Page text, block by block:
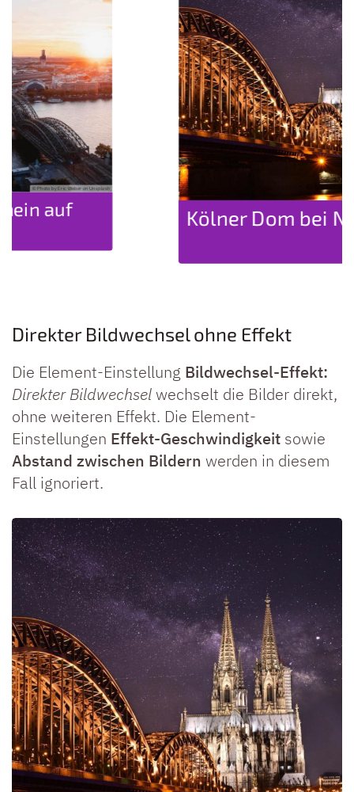
© Photo by Colin Viessmann on Unsplash
Direkter Bildwechsel ohne Effekt
Die Element-Einstellung Bildwechsel-Effekt:
Direkter Bildwechselwechselt die Bilder direkt,
ohne weiteren Effekt. Die Element-
Einstellungen Effekt-Geschwindigkeit sowie
Abstand zwischen Bildern werden in diesem
Fall ignoriert.